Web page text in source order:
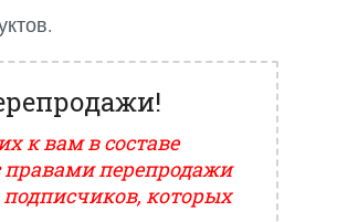
к вам в составе
перепродажи
которых